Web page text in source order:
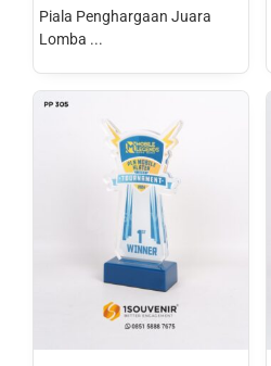
Piala Penghargaan Juara
Lomba ...